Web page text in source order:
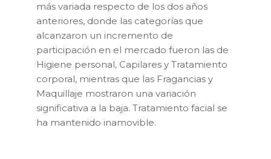
más variada respecto de los dos años
anteriores, donde las categorías que
alcanzaron un incremento de
participación en el mercado fueron las de
Higiene personal, Capilares y Tratamiento
corporal, mientras que las Fragancias y
Maquillaje mostraron una variación
significativa a la baja. Tratamiento facial se
ha mantenido inamovible.